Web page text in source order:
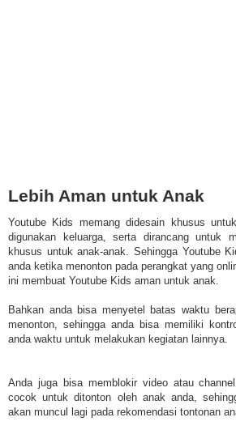
Lebih Aman untuk Anak
Youtube Kids memang didesain khusus
digunakan keluarga, serta dirancang untuk
khusus untuk anak-anak. Sehingga Youtube
anda ketika menonton pada perangkat yang
ini membuat Youtube Kids aman untuk anak.
Bahkan anda bisa menyetel batas waktu
menonton, sehingga anda bisa memiliki
anda waktu untuk melakukan kegiatan lainnya.
Anda juga bisa memblokir video atau
cocok untuk ditonton oleh anak anda,
akan muncul lagi pada rekomendasi tontonan